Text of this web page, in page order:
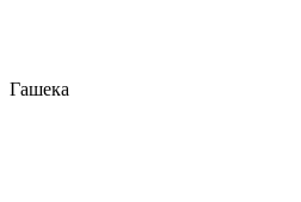
Гашека